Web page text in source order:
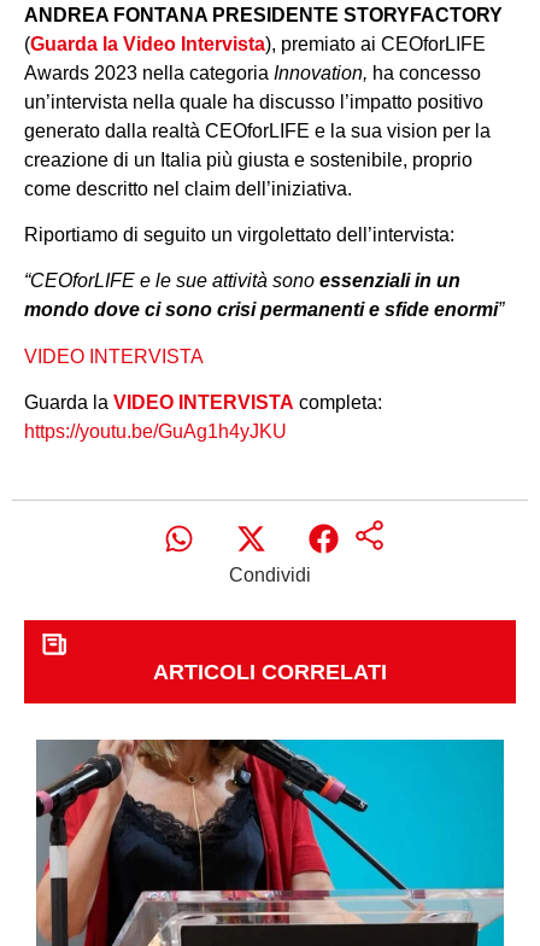
ANDREA FONTANA PRESIDENTE STORYFACTORY
(Guarda la Video Intervista), premiato ai CEOforLIFE
Awards 2023 nella categoria Innovation, ha concesso
un’intervista nella quale ha discusso l’impatto positivo
generato dalla realtà CEOforLIFE e la sua vision per la
creazione di un Italia più giusta e sostenibile, proprio
come descritto nel claim dell’iniziativa.
Riportiamo di seguito un virgolettato dell’intervista:
“CEOforLIFE e le sue attività sono essenziali in un
mondo dove ci sono crisi permanenti e sfide enormi”
VIDEO INTERVISTA
Guarda la VIDEO INTERVISTA completa:
https://youtu.be/GuAg1h4yJKU
Condividi
ARTICOLI CORRELATI